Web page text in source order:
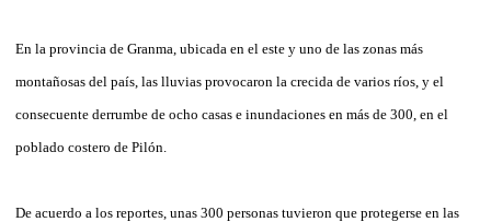
En la provincia de Granma, ubicada en el este y uno de las zonas más
montañosas del país, las lluvias provocaron la crecida de varios ríos, y el
consecuente derrumbe de ocho casas e inundaciones en más de 300, en el
poblado costero de Pilón.
De acuerdo a los reportes, unas 300 personas tuvieron que protegerse en las